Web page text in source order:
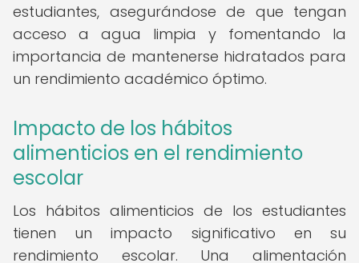
estudiantes, asegurándose de que tengan
acceso a agua limpia y fomentando la
importancia de mantenerse hidratados para
un rendimiento académico óptimo.
Impacto de los hábitos
alimenticios en el rendimiento
escolar
Los hábitos alimenticios de los estudiantes
tienen un impacto significativo en su
rendimiento escolar. Una alimentación